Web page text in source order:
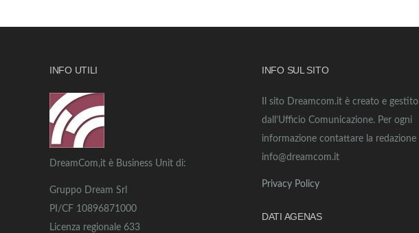
INFO UTILI
DreamCom,it è Business Unit di:
Gruppo Dream Srl
PI/CF 10896871000
Licenza regionale 633
INFO SUL SITO
Il sito Dreamcom.it è creato e gestito
dall’Ufficio Comunicazione. Per ogni
informazione contattare la redazione
info@dreamcom.it
Privacy Policy
DATI AGENAS